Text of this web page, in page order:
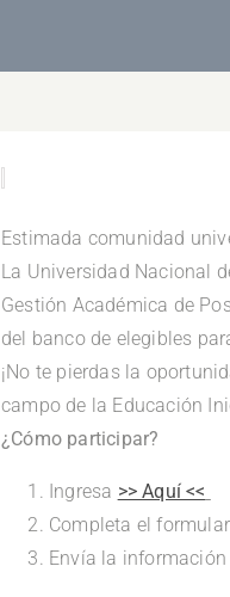
Estimada comunidad
La Universidad Nacional
Gestión Académica de
del banco de elegibles
¡No te pierdas la
campo de la Educación
¿Cómo participar?
Ingresa >> Aquí <<
Completa el
Envía la